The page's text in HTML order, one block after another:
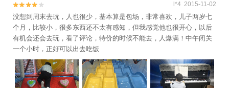

 l*4 2015-11-02
没想到周末去玩，人也很少，基本算是包场，非常喜欢，儿子两岁七
个月，比较小，很多东西还不太有感知，但我感觉他也很开心，以后
有机会还会去玩，看了评论，特价的时候不能去，人爆满！中午闭关
一个小时，正好可以出去吃饭